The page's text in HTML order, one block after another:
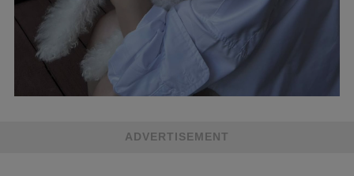
ADVERTISEMENT